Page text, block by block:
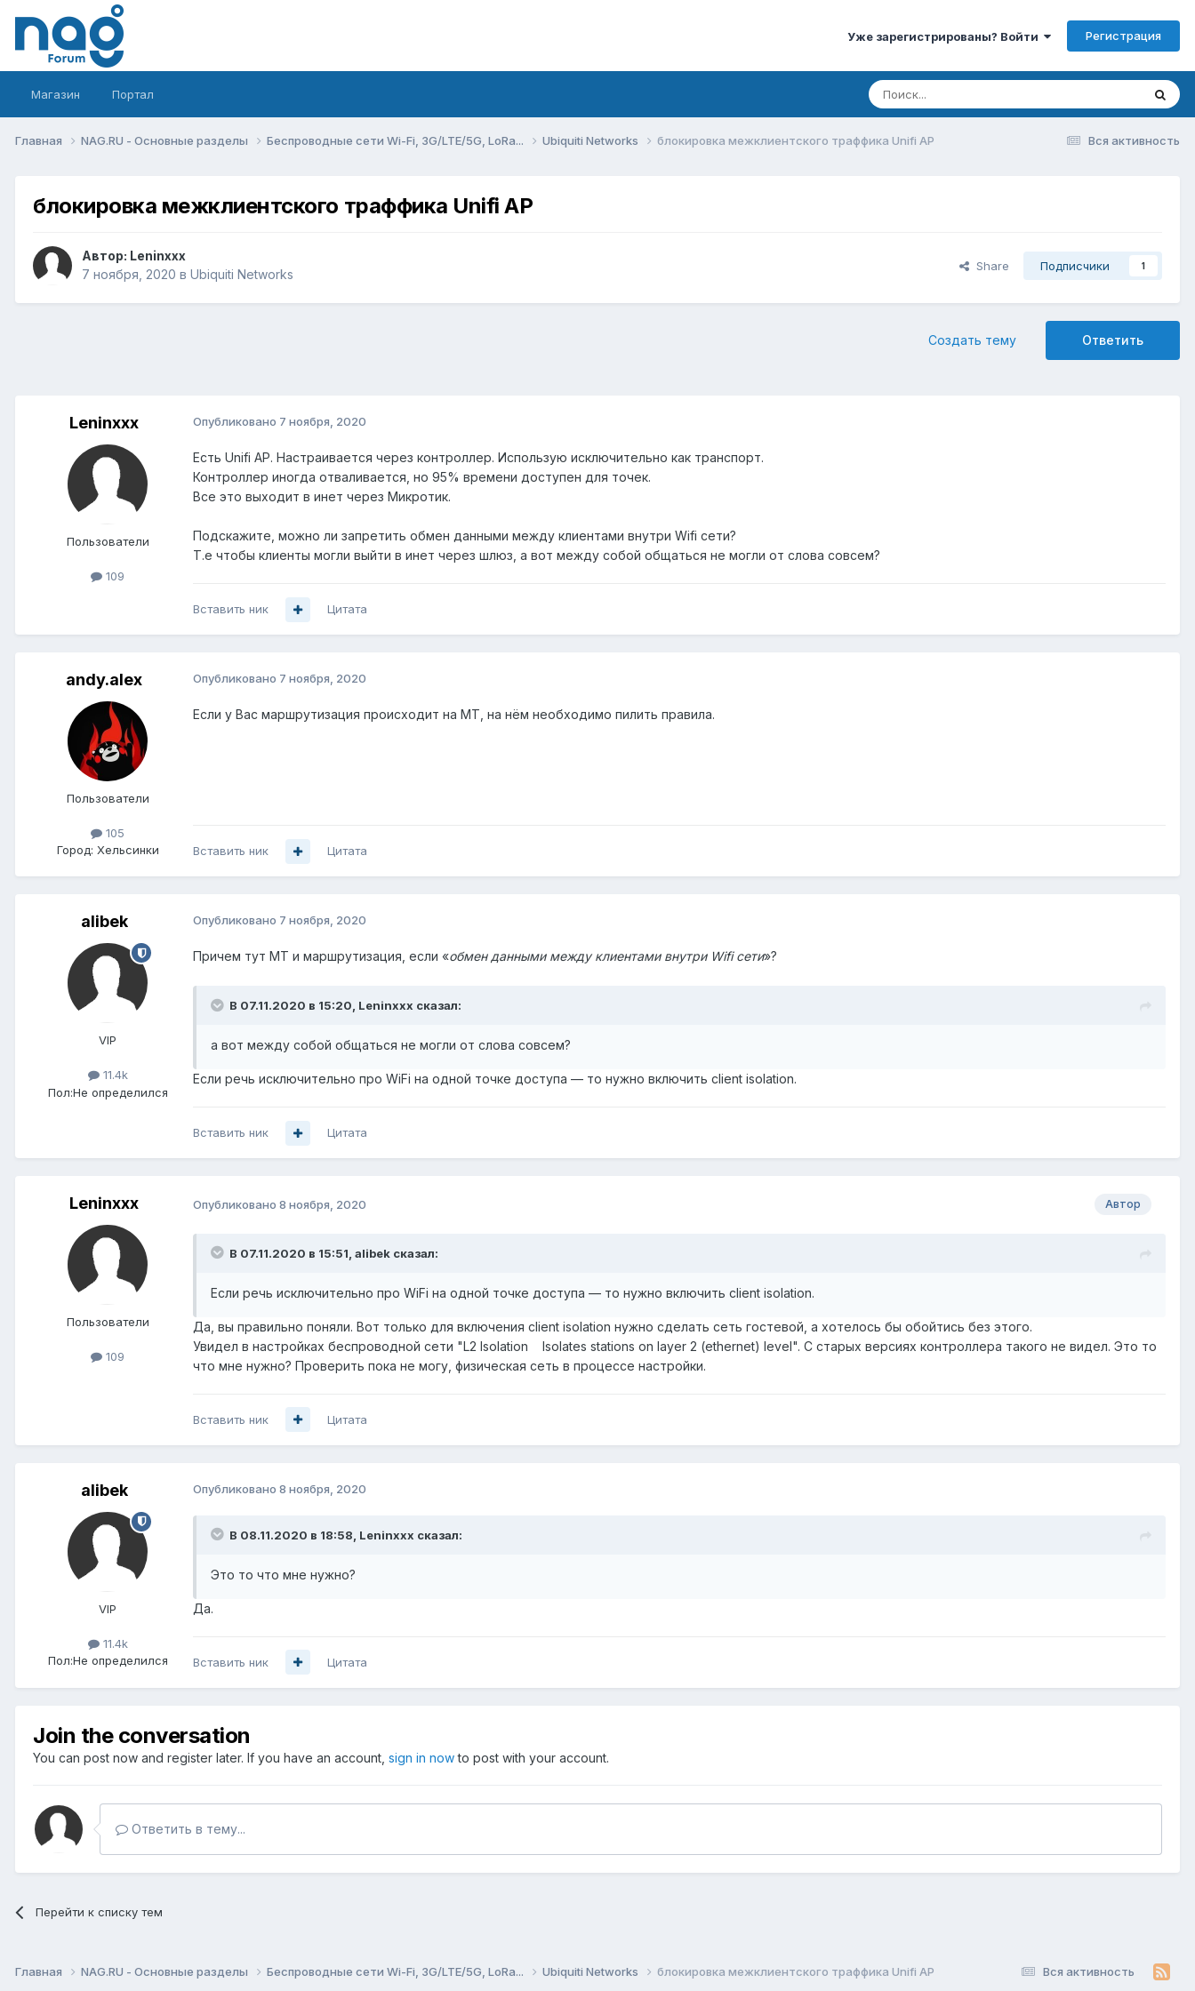
Уже зарегистрированы? Войти Регистрация
Магазин Портал
Вся активность
Главная NAG.RU - Основные разделы Беспроводные сети Wi-Fi, 3G/LTE/5G, LoRa... Ubiquiti Networks блокировка межклиентского траффика Unifi AP
блокировка межклиентского траффика Unifi AP
Автор: Leninxxx
7 ноября, 2020 в Ubiquiti Networks
Share Подписчики 1
Ответить
Создать тему
Leninxxx
Пользователи
109
Опубликовано 7 ноября, 2020
Есть Unifi AP. Настраивается через контроллер. Использую исключительно как транспорт.
Контроллер иногда отваливается, но 95% времени доступен для точек.
Все это выходит в инет через Микротик.
Подскажите, можно ли запретить обмен данными между клиентами внутри Wifi сети?
Т.е чтобы клиенты могли выйти в инет через шлюз, а вот между собой общаться не могли от слова совсем?
Вставить ник Цитата
andy.alex
Пользователи
105
Город: Хельсинки
Опубликовано 7 ноября, 2020
Если у Вас маршрутизация происходит на МТ, на нём необходимо пилить правила.
Вставить ник Цитата
alibek
VIP
11.4k
Пол:Не определился
Опубликовано 7 ноября, 2020
Причем тут MT и маршрутизация, если «обмен данными между клиентами внутри Wifi сети»?
В 07.11.2020 в 15:20, Leninxxx сказал:
а вот между собой общаться не могли от слова совсем?
Если речь исключительно про WiFi на одной точке доступа — то нужно включить client isolation.
Вставить ник Цитата
Leninxxx
Пользователи
109
Автор
Опубликовано 8 ноября, 2020
В 07.11.2020 в 15:51, alibek сказал:
Если речь исключительно про WiFi на одной точке доступа — то нужно включить client isolation.
Да, вы правильно поняли. Вот только для включения client isolation нужно сделать сеть гостевой, а хотелось бы обойтись без этого.
Увидел в настройках беспроводной сети "L2 Isolation Isolates stations on layer 2 (ethernet) level". С старых версиях контроллера такого не видел. Это то
что мне нужно? Проверить пока не могу, физическая сеть в процессе настройки.
Вставить ник Цитата
alibek
VIP
11.4k
Пол:Не определился
Опубликовано 8 ноября, 2020
В 08.11.2020 в 18:58, Leninxxx сказал:
Это то что мне нужно?
Да.
Вставить ник Цитата
Join the conversation
You can post now and register later. If you have an account, sign in nowto post with your account.
Ответить в тему...
Перейти к списку тем
Вся активность
Главная NAG.RU - Основные разделы Беспроводные сети Wi-Fi, 3G/LTE/5G, LoRa... Ubiquiti Networks блокировка межклиентского траффика Unifi AP